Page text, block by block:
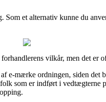
et alternativ kunne du
vilkår, men det er
e-mærke ordningen, siden det
som er indført i